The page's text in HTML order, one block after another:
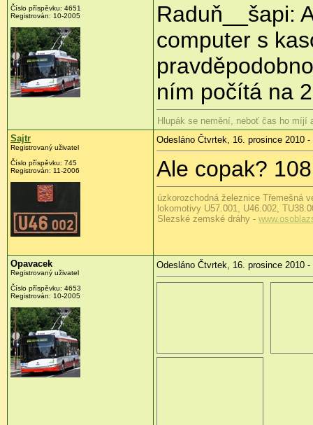
Číslo příspěvku: 4651
Registrován: 10-2005
Raduň__šapi:
computer s
ním počítá na
Hlupák se nemění, neboť čas ho míjí
Sajtr
Registrovaný uživatel
Číslo příspěvku: 745
Registrován: 11-2006
Odesláno Čtvrtek, 16. prosince 2010 -
Ale copak?
úzkorozchodná železnice Třemešná
lokomotivy U57.001, U46.002,
Slezské zemské dráhy -
Opavacek
Registrovaný uživatel
Číslo příspěvku: 4653
Registrován: 10-2005
Odesláno Čtvrtek, 16. prosince 2010 -